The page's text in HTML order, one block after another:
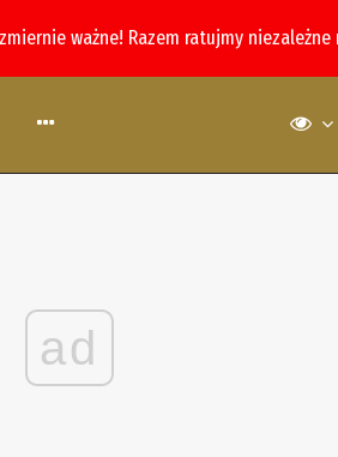
ważne! Razem ratujmy
ad